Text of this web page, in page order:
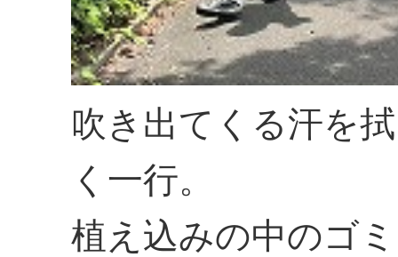
吹き出てくる汗を
く一行。
植え込みの中のゴ